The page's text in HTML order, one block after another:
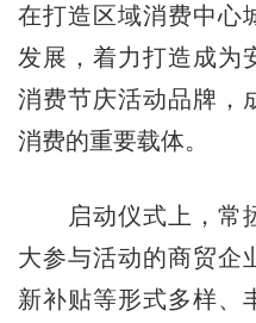
在打造区域消费中心
发展，着力打造成为
消费节庆活动品牌，
消费的重要载体。
启动仪式上，常拯
大参与活动的商贸企
新补贴等形式多样、